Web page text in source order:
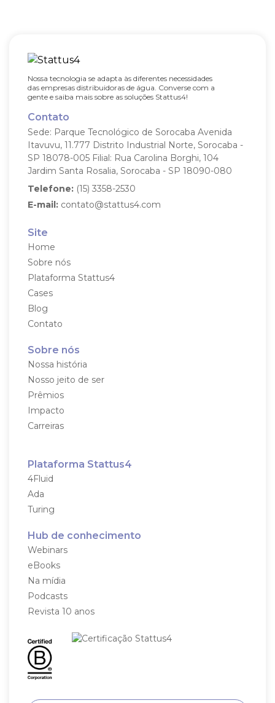
Nossa tecnologia se adapta às diferentes necessidades
das empresas distribuidoras de água. Converse com a
gente e saiba mais sobre as soluções Stattus4!
Contato
Sede: Parque Tecnológico de Sorocaba Avenida
Itavuvu, 11.777 Distrito Industrial Norte, Sorocaba -
SP 18078-005 Filial: Rua Carolina Borghi, 104
Jardim Santa Rosalia, Sorocaba - SP 18090-080
Telefone: (15) 3358-2530
E-mail: contato@stattus4.com
Site
Home
Sobre nós
Plataforma Stattus4
Cases
Blog
Contato
Sobre nós
Nossa história
Nosso jeito de ser
Prêmios
Impacto
Carreiras
Plataforma Stattus4
4Fluid
Ada
Turing
Hub de conhecimento
Webinars
eBooks
Na mídia
Podcasts
Revista 10 anos